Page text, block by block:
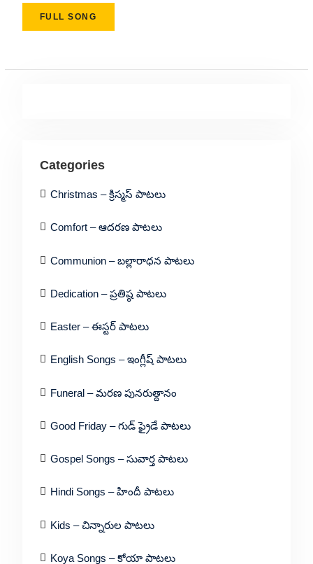
FULL SONG
Categories
Christmas – క్రిస్మస్ పాటలు
Comfort – ఆదరణ పాటలు
Communion – బల్లారాధన పాటలు
Dedication – ప్రతిష్ఠ పాటలు
Easter – ఈస్టర్ పాటలు
English Songs – ఇంగ్లీష్ పాటలు
Funeral – మరణ పునరుత్దానం
Good Friday – గుడ్ ఫ్రైడే పాటలు
Gospel Songs – సువార్త పాటలు
Hindi Songs – హిందీ పాటలు
Kids – చిన్నారుల పాటలు
Koya Songs – కోయా పాటలు